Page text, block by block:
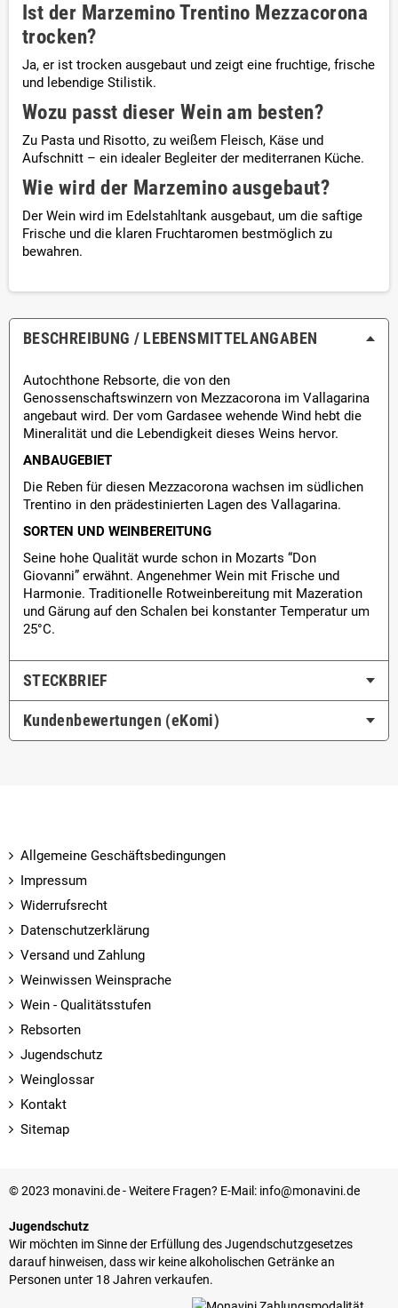
Ist der Marzemino Trentino Mezzacorona
trocken?
Ja, er ist trocken ausgebaut und zeigt eine fruchtige, frische
und lebendige Stilistik.
Wozu passt dieser Wein am besten?
Zu Pasta und Risotto, zu weißem Fleisch, Käse und
Aufschnitt – ein idealer Begleiter der mediterranen Küche.
Wie wird der Marzemino ausgebaut?
Der Wein wird im Edelstahltank ausgebaut, um die saftige
Frische und die klaren Fruchtaromen bestmöglich zu
bewahren.
BESCHREIBUNG / LEBENSMITTEL­ANGABEN
Autochthone Rebsorte, die von den
Genossenschaftswinzern von Mezzacorona im Vallagarina
angebaut wird. Der vom Gardasee wehende Wind hebt die
Mineralität und die Lebendigkeit dieses Weins hervor.
ANBAUGEBIET
Die Reben für diesen Mezzacorona wachsen im südlichen
Trentino in den prädestinierten Lagen des Vallagarina.
SORTEN UND WEINBEREITUNG
Seine hohe Qualität wurde schon in Mozarts “Don
Giovanni” erwähnt. Angenehmer Wein mit Frische und
Harmonie. Traditionelle Rotweinbereitung mit Mazeration
und Gärung auf den Schalen bei konstanter Temperatur um
25°C.
STECKBRIEF
Kundenbewertungen (eKomi)
Allgemeine Geschäftsbedingungen
Impressum
Widerrufsrecht
Datenschutzerklärung
Versand und Zahlung
Weinwissen Weinsprache
Wein - Qualitätsstufen
Rebsorten
Jugendschutz
Weinglossar
Kontakt
Sitemap
© 2023 monavini.de - Weitere Fragen? E-Mail: info@monavini.de
Jugendschutz
Wir möchten im Sinne der Erfüllung des Jugendschutzgesetzes
darauf hinweisen, dass wir keine alkoholischen Getränke an
Personen unter 18 Jahren verkaufen.